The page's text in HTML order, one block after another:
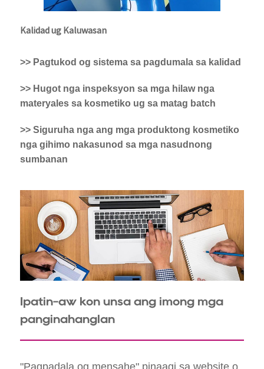
Kalidad ug Kaluwasan
>> Pagtukod og sistema sa pagdumala sa kalidad
>> Hugot nga inspeksyon sa mga hilaw nga
materyales sa kosmetiko ug sa matag batch
>> Siguruha nga ang mga produktong kosmetiko
nga gihimo nakasunod sa mga nasudnong
sumbanan
Ipatin-aw kon unsa ang imong mga
panginahanglan